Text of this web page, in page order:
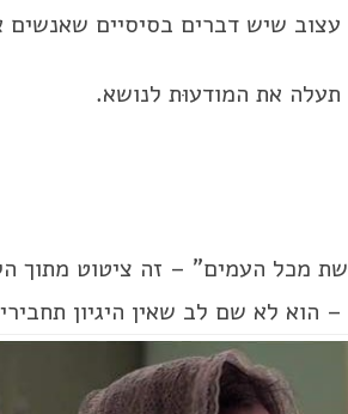
שיש דברים בסיסיים שאנשים
את המודעוּת לנושא.
מכל העמים" – זה ציטוט מתוך
הוא לא שם לב שאין היגיון